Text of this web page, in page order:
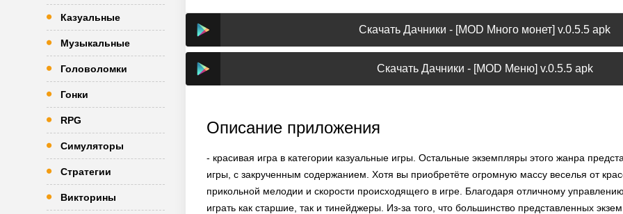
Казуальные
Музыкальные
Головоломки
Гонки
RPG
Симуляторы
Стратегии
Викторины
Скачать Дачники - [MOD Много монет] v.0.5.5 apk
Скачать Дачники - [MOD Меню] v.0.5.5 apk
Описание приложения
- красивая игра в категории казуальные игры. Остальные экземпляры этого жанра
игры, с закрученным содержанием. Хотя вы приобретёте огромную массу веселья от
прикольной мелодии и скорости происходящего в игре. Благодаря отличному
играть как старшие, так и тинейджеры. Из-за того, что большинство представленных